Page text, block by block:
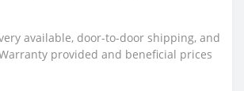
available, door-to-door shipping, and
provided and beneficial prices